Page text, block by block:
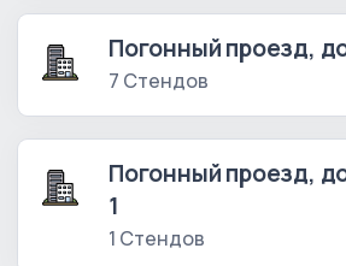
Погонный проезд,
7 Стендов
Погонный проезд,
1
1 Стендов